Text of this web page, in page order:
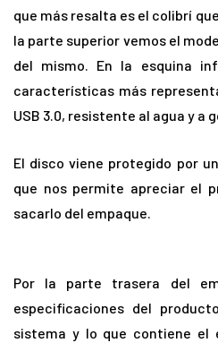
que más resalta es el colibrí
la parte superior vemos el
del mismo. En la esquina
características más
USB 3.0, resistente al agua y a
El disco viene protegido por
que nos permite apreciar el
sacarlo del empaque.
Por la parte trasera del
especificaciones del
sistema y lo que contiene el